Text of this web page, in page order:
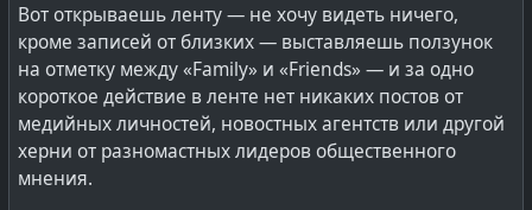
Вот открываешь ленту — не хочу видеть ничего,
кроме записей от близких — выставляешь ползунок
на отметку между «Family» и «Friends» — и за одно
короткое действие в ленте нет никаких постов от
медийных личностей, новостных агентств или другой
херни от разномастных лидеров общественного
мнения.